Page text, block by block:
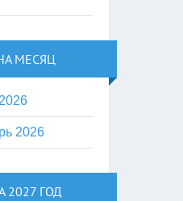
МЕСЯЦ
2026
2027 ГОД